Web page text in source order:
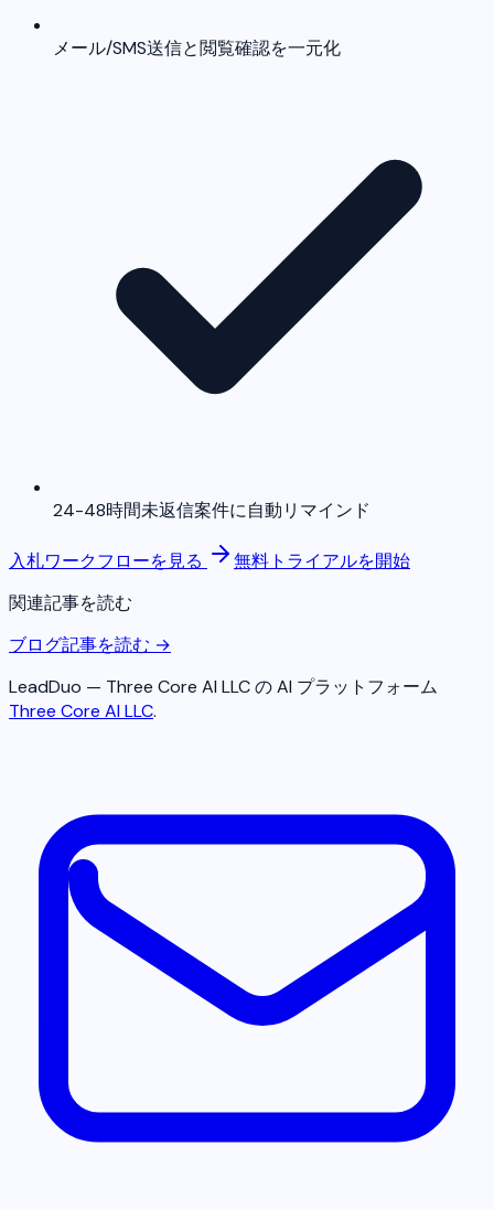
メール/SMS送信と閲覧確認を一元化
24-48時間未返信案件に自動リマインド
入札ワークフローを見る
無料トライアルを開始
関連記事を読む
ブログ記事を読む →
LeadDuo — Three Core AI LLC の AI プラットフォーム
Three Core AI LLC.